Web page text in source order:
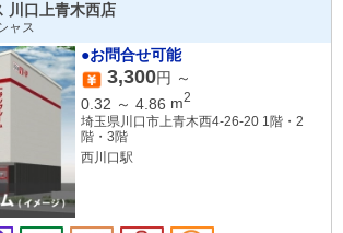
川口上青木西店
ャス
●お問合せ可能
3,300円 ～
0.32 ～ 4.86 m2
埼玉県川口市上青木西4-26-20 1階・2
階・3階
西川口駅